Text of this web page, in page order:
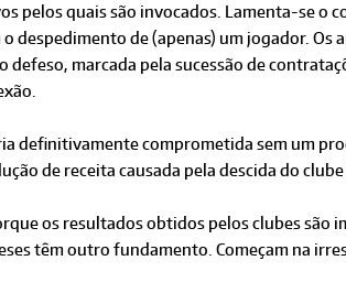
pelos quais são invocados. Lamenta-se o
despedimento de (apenas) um jogador.
defeso, marcada pela sucessão de
definitivamente comprometida sem um
de receita causada pela descida do
os resultados obtidos pelos clubes são
têm outro fundamento. Começam na